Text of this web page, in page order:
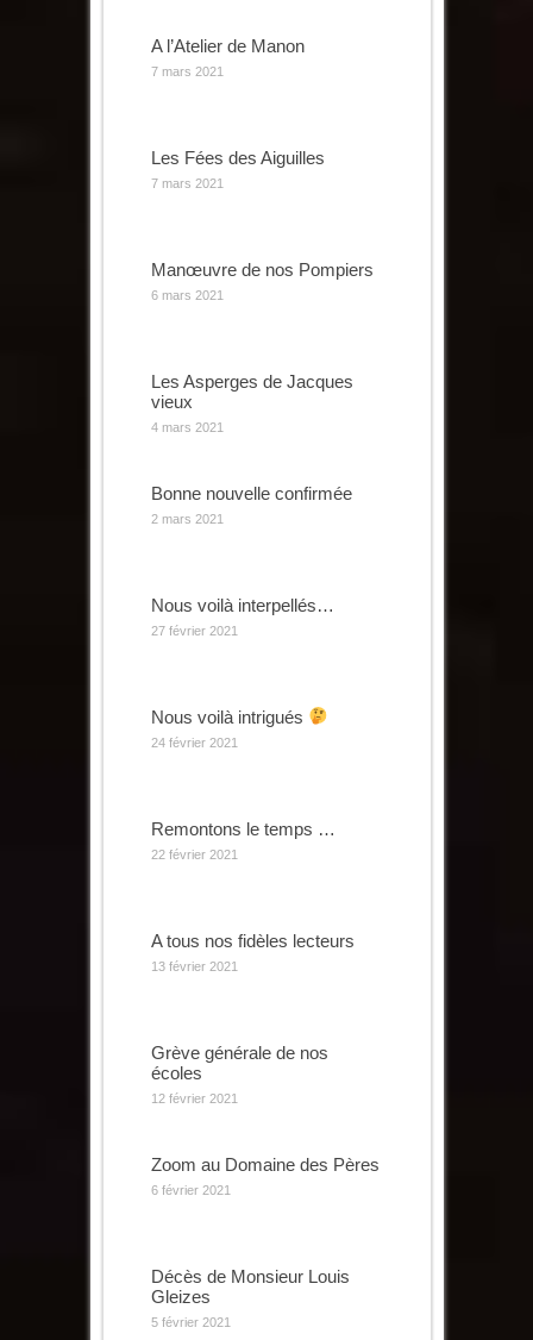
A l’Atelier de Manon
7 mars 2021
Les Fées des Aiguilles
7 mars 2021
Manœuvre de nos Pompiers
6 mars 2021
Les Asperges de Jacques
vieux
4 mars 2021
Bonne nouvelle confirmée
2 mars 2021
Nous voilà interpellés…
27 février 2021
Nous voilà intrigués
24 février 2021
Remontons le temps …
22 février 2021
A tous nos fidèles lecteurs
13 février 2021
Grève générale de nos
écoles
12 février 2021
Zoom au Domaine des Pères
6 février 2021
Décès de Monsieur Louis
Gleizes
5 février 2021